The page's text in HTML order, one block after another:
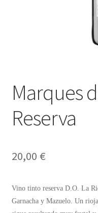
Mi cuenta
Ofertas
Pescados y Mariscos
Marques
Reserva
20,00 €
Vino tinto reserva D.O. La
Garnacha y Mazuelo. Un